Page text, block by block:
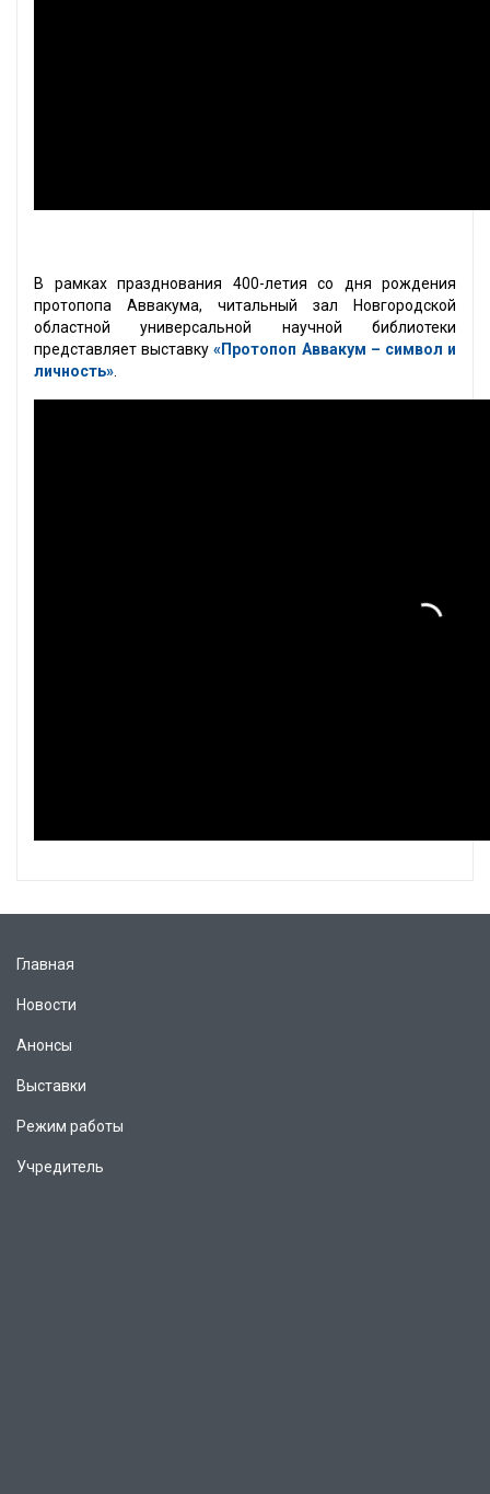
В рамках празднования 400-летия со дня рождения
протопопа Аввакума, читальный зал Новгородской
областной универсальной научной библиотеки
представляет выставку«Протопоп Аввакум – символ и
личность».
Главная
Новости
Анонсы
Выставки
Режим работы
Учредитель